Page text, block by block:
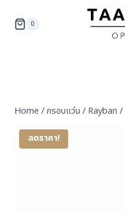
0
Home /กรอบแว่น / Rayban /
ลดราคา!